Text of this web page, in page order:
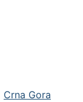
Crna Gora